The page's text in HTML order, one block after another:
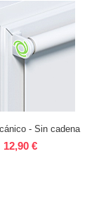
- Sin cadena
12,90 €